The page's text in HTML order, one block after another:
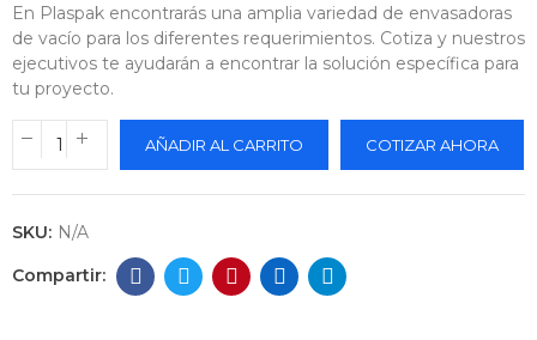
En Plaspak encontrarás una amplia variedad de envasadoras
de vacío para los diferentes requerimientos. Cotiza y nuestros
ejecutivos te ayudarán a encontrar la solución específica para
tu proyecto.
AÑADIR AL CARRITO COTIZAR AHORA
SKU: N/A